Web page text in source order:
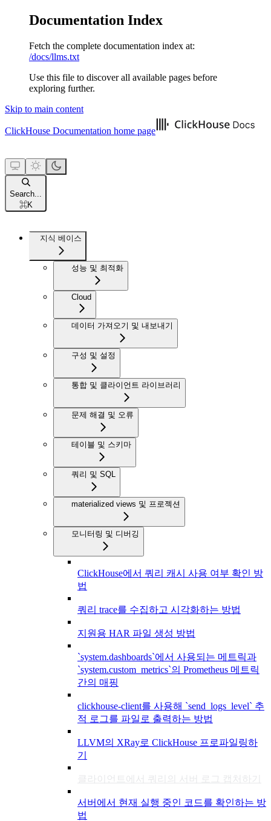
Documentation Index
Fetch the complete documentation index at:
/docs/llms.txt
Use this file to discover all available pages before
exploring further.
Skip to main content
ClickHouse Documentation home page
Search...
⌘K
지식 베이스
성능 및 최적화
Cloud
데이터 가져오기 및 내보내기
구성 및 설정
통합 및 클라이언트 라이브러리
문제 해결 및 오류
테이블 및 스키마
쿼리 및 SQL
materialized views 및 프로젝션
모니터링 및 디버깅
ClickHouse에서 쿼리 캐시 사용 여부 확인 방
법
쿼리 trace를 수집하고 시각화하는 방법
지원용 HAR 파일 생성 방법
`system.dashboards`에서 사용되는 메트릭과
`system.custom_metrics`의 Prometheus 메트릭
간의 매핑
clickhouse-client를 사용해 `send_logs_level` 추
적 로그를 파일로 출력하는 방법
LLVM의 XRay로 ClickHouse 프로파일링하
기
클라이언트에서 쿼리의 서버 로그 캡처하기
서버에서 현재 실행 중인 코드를 확인하는 방
법